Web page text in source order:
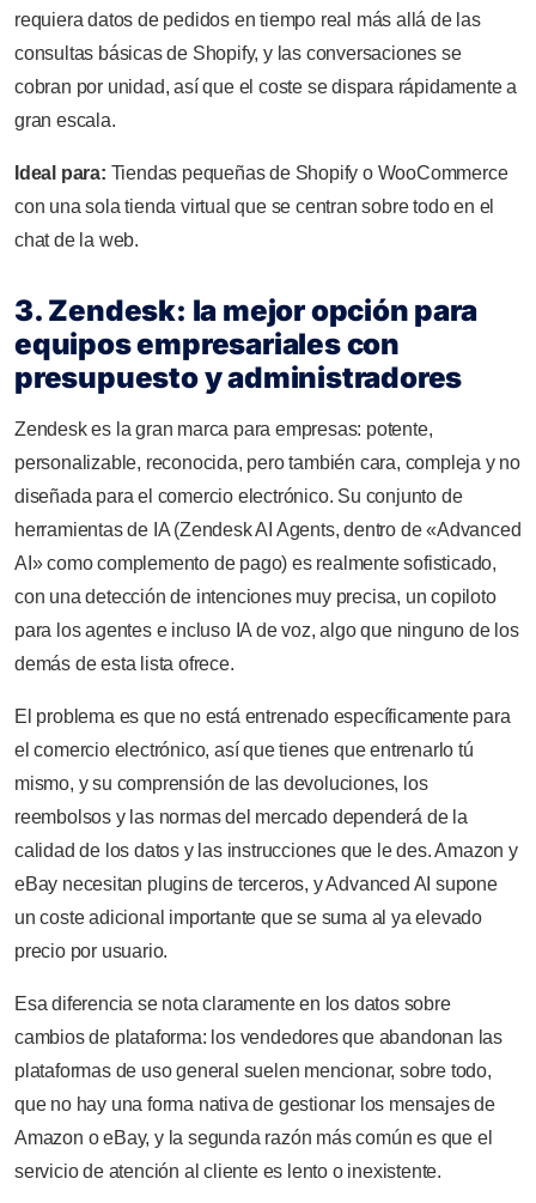
requiera datos de pedidos en tiempo real más allá de las
consultas básicas de Shopify, y las conversaciones se
cobran por unidad, así que el coste se dispara rápidamente a
gran escala.
Ideal para: Tiendas pequeñas de Shopify o WooCommerce
con una sola tienda virtual que se centran sobre todo en el
chat de la web.
3. Zendesk: la mejor opción para
equipos empresariales con
presupuesto y administradores
Zendesk es la gran marca para empresas: potente,
personalizable, reconocida, pero también cara, compleja y no
diseñada para el comercio electrónico. Su conjunto de
herramientas de IA (Zendesk AI Agents, dentro de «Advanced
AI» como complemento de pago) es realmente sofisticado,
con una detección de intenciones muy precisa, un copiloto
para los agentes e incluso IA de voz, algo que ninguno de los
demás de esta lista ofrece.
El problema es que no está entrenado específicamente para
el comercio electrónico, así que tienes que entrenarlo tú
mismo, y su comprensión de las devoluciones, los
reembolsos y las normas del mercado dependerá de la
calidad de los datos y las instrucciones que le des. Amazon y
eBay necesitan plugins de terceros, y Advanced AI supone
un coste adicional importante que se suma al ya elevado
precio por usuario.
Esa diferencia se nota claramente en los datos sobre
cambios de plataforma: los vendedores que abandonan las
plataformas de uso general suelen mencionar, sobre todo,
que no hay una forma nativa de gestionar los mensajes de
Amazon o eBay, y la segunda razón más común es que el
servicio de atención al cliente es lento o inexistente.